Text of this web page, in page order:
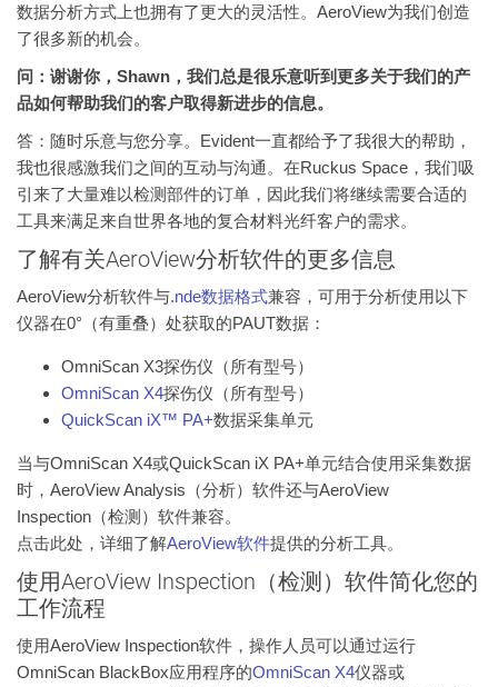
数据分析方式上也拥有了更大的灵活性。AeroView为我们创造
了很多新的机会。
问：谢谢你，Shawn，我们总是很乐意听到更多关于我们的产
品如何帮助我们的客户取得新进步的信息。
答：随时乐意与您分享。Evident一直都给予了我很大的帮助，
我也很感激我们之间的互动与沟通。在Ruckus Space，我们吸
引来了大量难以检测部件的订单，因此我们将继续需要合适的
工具来满足来自世界各地的复合材料光纤客户的需求。
了解有关AeroView分析软件的更多信息
AeroView分析软件与.nde数据格式兼容，可用于分析使用以下
仪器在0°（有重叠）处获取的PAUT数据：
OmniScan X3探伤仪（所有型号）
OmniScan X4探伤仪（所有型号）
QuickScan iX™ PA+数据采集单元
当与OmniScan X4或QuickScan iX PA+单元结合使用采集数据
时，AeroView Analysis（分析）软件还与AeroView
Inspection（检测）软件兼容。
点击此处，详细了解AeroView软件提供的分析工具。
使用AeroView Inspection（检测）软件简化您的
工作流程
使用AeroView Inspection软件，操作人员可以通过运行
OmniScan BlackBox应用程序的OmniScan X4仪器或